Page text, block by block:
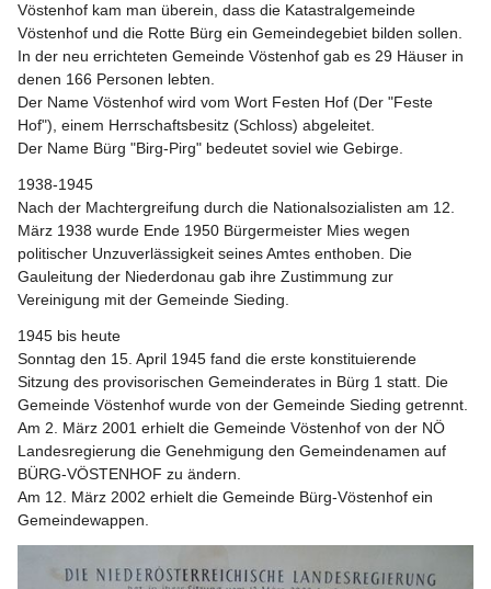
Vöstenhof kam man überein, dass die Katastralgemeinde
Vöstenhof und die Rotte Bürg ein Gemeindegebiet bilden sollen.
In der neu errichteten Gemeinde Vöstenhof gab es 29 Häuser in
denen 166 Personen lebten.
Der Name Vöstenhof wird vom Wort Festen Hof (Der "Feste
Hof"), einem Herrschaftsbesitz (Schloss) abgeleitet.
Der Name Bürg "Birg-Pirg" bedeutet soviel wie Gebirge.
1938-1945
Nach der Machtergreifung durch die Nationalsozialisten am 12.
März 1938 wurde Ende 1950 Bürgermeister Mies wegen
politischer Unzuverlässigkeit seines Amtes enthoben. Die
Gauleitung der Niederdonau gab ihre Zustimmung zur
Vereinigung mit der Gemeinde Sieding.
1945 bis heute
Sonntag den 15. April 1945 fand die erste konstituierende
Sitzung des provisorischen Gemeinderates in Bürg 1 statt. Die
Gemeinde Vöstenhof wurde von der Gemeinde Sieding getrennt.
Am 2. März 2001 erhielt die Gemeinde Vöstenhof von der NÖ
Landesregierung die Genehmigung den Gemeindenamen auf
BÜRG-VÖSTENHOF zu ändern.
Am 12. März 2002 erhielt die Gemeinde Bürg-Vöstenhof ein
Gemeindewappen.